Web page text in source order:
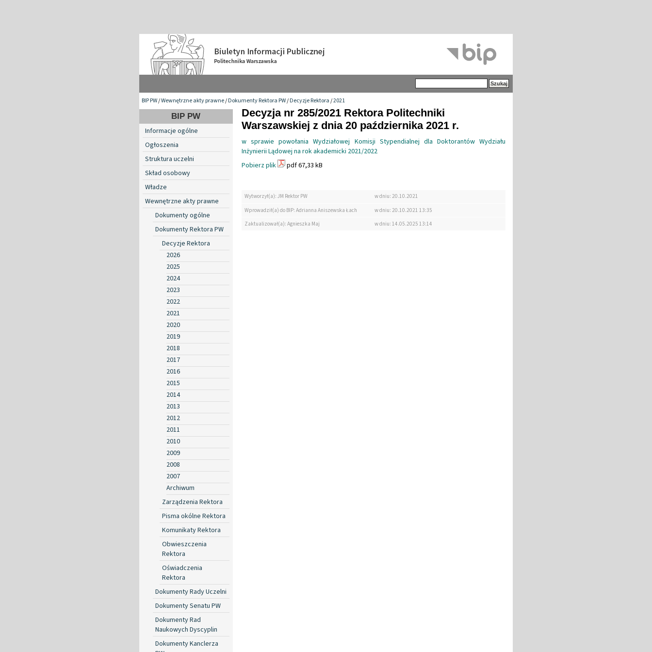
BIP PW/Wewnętrzne akty prawne/Dokumenty Rektora PW/Decyzje Rektora/2021
BIP PW
Informacje ogólne
Ogłoszenia
Struktura uczelni
Skład osobowy
Władze
Wewnętrzne akty prawne
Dokumenty ogólne
Dokumenty Rektora PW
Decyzje Rektora
2026
2025
2024
2023
2022
2021
2020
2019
2018
2017
2016
2015
2014
2013
2012
2011
2010
2009
2008
2007
Archiwum
Zarządzenia Rektora
Pisma okólne Rektora
Komunikaty Rektora
Obwieszczenia
Rektora
Oświadczenia
Rektora
Dokumenty Rady Uczelni
Dokumenty Senatu PW
Dokumenty Rad
Naukowych Dyscyplin
Dokumenty Kanclerza
Decyzja nr 285/2021 Rektora Politechniki
Warszawskiej z dnia 20 października 2021 r.
w sprawie powołania Wydziałowej Komisji Stypendialnej dla Doktorantów Wydziału
Inżynierii Lądowej na rok akademicki 2021/2022
Pobierz plik
pdf 67,33 kB
Wytworzył(a): JM Rektor PW
w dniu: 20.10.2021
Wprowadził(a) do BIP: Adrianna Aniszewska Łach
w dniu: 20.10.2021 13:35
Zaktualizował(a): Agnieszka Maj
w dniu: 14.05.2025 13:14